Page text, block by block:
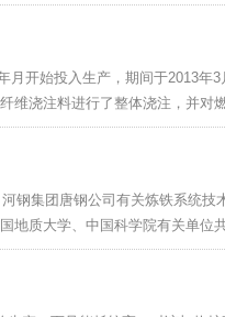
开始投入生产，期间于2013年
浇注料进行了整体浇注，并对
钢集团唐钢公司有关炼铁系统
质大学、中国科学院有关单位共